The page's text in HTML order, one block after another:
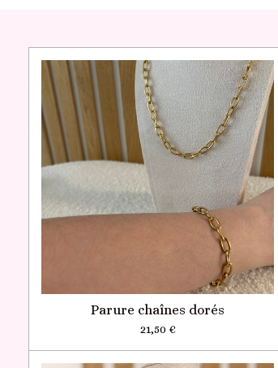
Parure chaînes dorés
21,50 €